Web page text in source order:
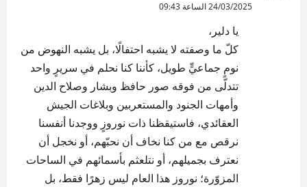
24/03/2025 الساعة 09:43
يا دلير،
كلّ ما وصفته لا يشبه احتفالًا، بل يشبه النهوض من
نومٍ جماعيٍّ طويل، كأننا كنا نحلم في سريرٍ واحد
تتدلّى من فوقه صور حافظ وبشار وصلاح الدين
وأمهات الجنود والمستعربين وبلاغات الجيش
العقائدي، فاستيقظنا ذات نوروزٍ ووجدنا أنفسنا
نرقص مع من كنا نخاف أن نحبّهم، أو نخجل أن
نعترف بجميلهم، أو نتلعثم بأسمائهم في الساحات
المزوّرة؛ نوروز هذا العام ليس زهرًا فقط، بل